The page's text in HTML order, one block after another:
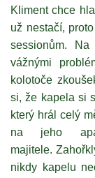
Kliment chce
už nestačí,
sessionům.
vážnými
kolotoče
si, že kapela si
který hrál celý
na jeho
majitele.
nikdy kapelu